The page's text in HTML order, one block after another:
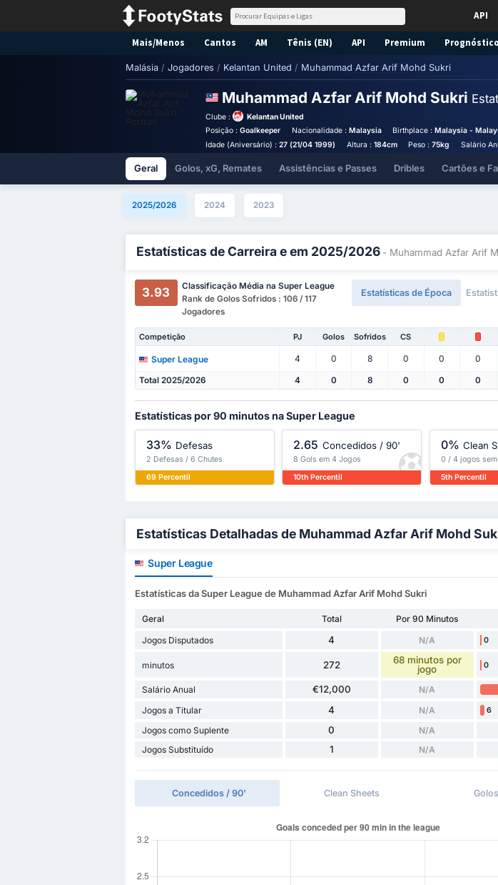
API
Mais/Menos Cantos AM Tênis (EN) API Premium Prognóstico
Malásia / Jogadores / Kelantan United / Muhammad Azfar Arif Mohd Sukri
Muhammad Azfar Arif Mohd Sukri
Clube :
Kelantan United
Posição :Goalkeeper Nacionalidade : Malaysia Birthplace :Malaysia -
Idade (Aniversário) :27 (21/04 1999) Altura : 184cm Peso :75kg Salário
Geral Golos, xG, Remates Assistências e Passes Dribles Cartões e
2025/2026 2024 2023
Estatísticas de Carreira e em 2025/2026 - Muhammad Azfar Arif
3.93
Classificação Média na Super League
Rank de Golos Sofridos : 106 / 117
Jogadores
Estatísticas de Época
Competição PJ Golos Sofridos CS
Super League 4 0 8 0 0 0
Total 2025/2026 4 0 8 0 0 0
Estatísticas por 90 minutos na Super League
33% Defesas
2 Defesas / 6 Chutes
69 Percentil
2.65 Concedidos / 90'
8 Gols em 4 Jogos
10th Percentil
0% Clean
0 / 4 jogos
5th Percentil
Estatísticas Detalhadas de Muhammad Azfar Arif Mohd
Super League
Estatísticas da Super League de Muhammad Azfar Arif Mohd Sukri
Geral Total Por 90 Minutos
Jogos Disputados
4 N/A 0
minutos 272
68 minutos por
jogo
0
Salário Anual €12,000 N/A
Jogos a Titular 4 N/A 6
Jogos como Suplente 0 N/A
Jogos Substituído 1 N/A
Concedidos / 90' Clean Sheets